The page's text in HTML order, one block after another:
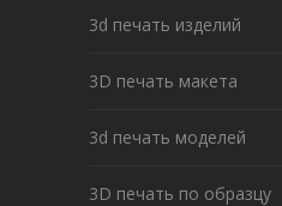
3d печать изделий
3D печать макета
3d печать моделей
3D печать по образцу